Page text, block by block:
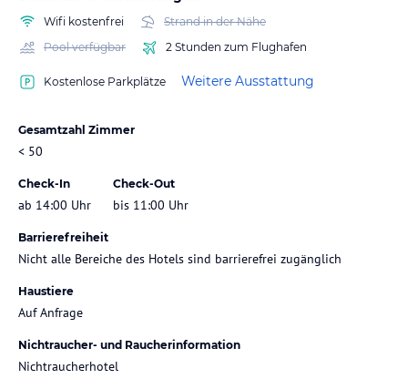
Wifi kostenfrei
Strand in der Nähe
Pool verfügbar
2 Stunden zum Flughafen
Kostenlose Parkplätze Weitere Ausstattung
Gesamtzahl Zimmer
< 50
Check-In
ab 14:00 Uhr
Check-Out
bis 11:00 Uhr
Barrierefreiheit
Nicht alle Bereiche des Hotels sind barrierefrei zugänglich
Haustiere
Auf Anfrage
Nichtraucher- und Raucherinformation
Nichtraucherhotel